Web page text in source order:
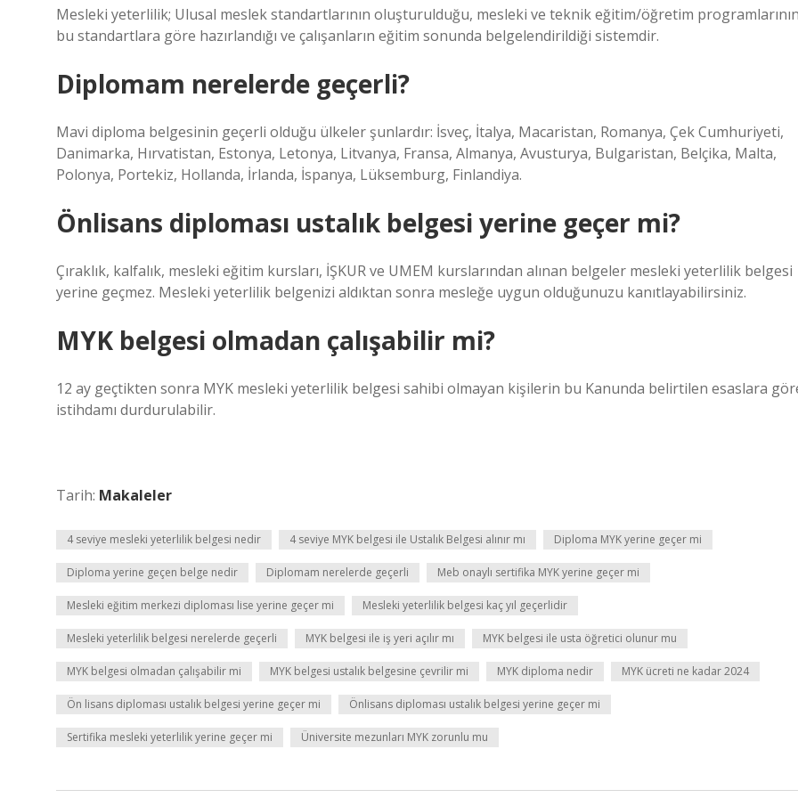
Mesleki yeterlilik; Ulusal meslek standartlarının oluşturulduğu, mesleki ve teknik eğitim/öğretim
bu standartlara göre hazırlandığı ve çalışanların eğitim sonunda belgelendirildiği sistemdir.
Diplomam nerelerde geçerli?
Mavi diploma belgesinin geçerli olduğu ülkeler şunlardır: İsveç, İtalya, Macaristan, Romanya, Çek Cumhuriyeti,
Danimarka, Hırvatistan, Estonya, Letonya, Litvanya, Fransa, Almanya, Avusturya, Bulgaristan, Belçika, Malta,
Polonya, Portekiz, Hollanda, İrlanda, İspanya, Lüksemburg, Finlandiya.
Önlisans diploması ustalık belgesi yerine geçer mi?
Çıraklık, kalfalık, mesleki eğitim kursları, İŞKUR ve UMEM kurslarından alınan belgeler mesleki yeterlilik belgesi
yerine geçmez. Mesleki yeterlilik belgenizi aldıktan sonra mesleğe uygun olduğunuzu kanıtlayabilirsiniz.
MYK belgesi olmadan çalışabilir mi?
12 ay geçtikten sonra MYK mesleki yeterlilik belgesi sahibi olmayan kişilerin bu Kanunda belirtilen esaslara
istihdamı durdurulabilir.
Tarih: Makaleler
4 seviye mesleki yeterlilik belgesi nedir 4 seviye MYK belgesi ile Ustalık Belgesi alınır mı Diploma MYK yerine geçer mi
Diploma yerine geçen belge nedir Diplomam nerelerde geçerli Meb onaylı sertifika MYK yerine geçer mi
Mesleki eğitim merkezi diploması lise yerine geçer mi Mesleki yeterlilik belgesi kaç yıl geçerlidir
Mesleki yeterlilik belgesi nerelerde geçerli MYK belgesi ile iş yeri açılır mı MYK belgesi ile usta öğretici olunur mu
MYK belgesi olmadan çalışabilir mi MYK belgesi ustalık belgesine çevrilir mi MYK diploma nedir MYK ücreti ne kadar 2024
Ön lisans diploması ustalık belgesi yerine geçer mi Önlisans diploması ustalık belgesi yerine geçer mi
Sertifika mesleki yeterlilik yerine geçer mi Üniversite mezunları MYK zorunlu mu